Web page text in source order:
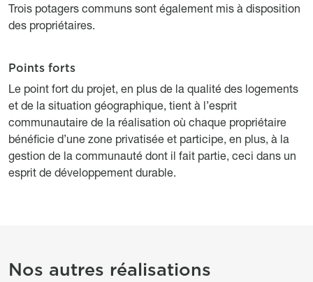
Trois potagers communs sont également mis à disposition
des propriétaires.
Titre
Points forts
Description
Le point fort du projet, en plus de la qualité des logements
et de la situation géographique, tient à l’esprit
communautaire de la réalisation où chaque propriétaire
bénéficie d’une zone privatisée et participe, en plus, à la
gestion de la communauté dont il fait partie, ceci dans un
esprit de développement durable.
Titre section Projets mis en avant
Nos autres réalisations